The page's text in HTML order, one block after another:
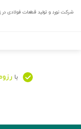
شرکت نورد و تولید قطعات فولادی در
با